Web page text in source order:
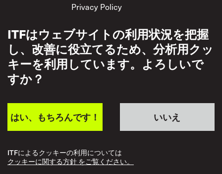
Privacy Policy
ITFはウェブサイトの利用状況を把握
し、改善に役立てるため、分析用クッ
キーを利用しています。よろしいで
すか？
いいえ
はい、もちろんです！
ITFによるクッキーの利用については
クッキーに関する方針 をご覧ください。